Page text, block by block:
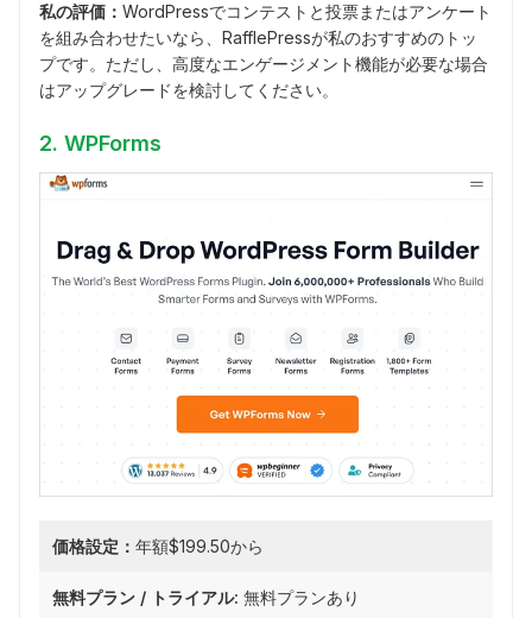
私の評価： WordPressでコンテストと投票またはアンケート
を組み合わせたいなら、RafflePressが私のおすすめのトッ
プです。ただし、高度なエンゲージメント機能が必要な場合
はアップグレードを検討してください。
2. WPForms
価格設定： 年額$199.50から
無料プラン / トライアル: 無料プランあり